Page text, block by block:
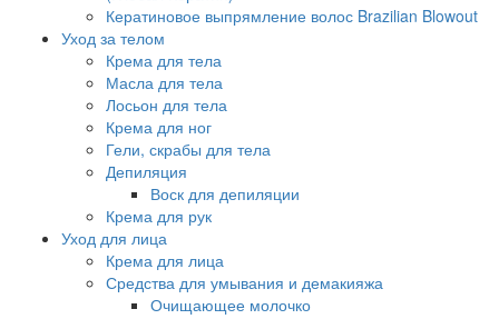
Кератиновое выпрямление волос Brazilian Blowout
Уход за телом
Крема для тела
Масла для тела
Лосьон для тела
Крема для ног
Гели, скрабы для тела
Депиляция
Воск для депиляции
Крема для рук
Уход для лица
Крема для лица
Средства для умывания и демакияжа
Очищающее молочко